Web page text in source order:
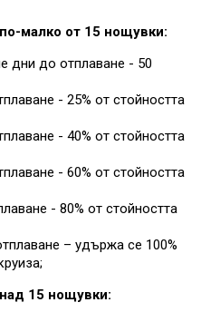
малко от 15 нощувки:
дни до отплаване - 50
- 25% от стойността
- 40% от стойността
- 60% от стойността
- 80% от стойността
– удържа се 100%
15 нощувки: